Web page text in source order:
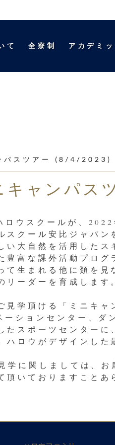
て 全寮制 アカデミッ
パスツアー (8/4/2023)
キャンパス
ウスクールが、
スクール安比ジャパ
い大自然を活用した
豊富な課外活動プロ
て生まれる他に類を
リーダーを育成します
見学頂ける「ミニキ
ションセンター、ダ
たスポーツセンター
ハロウがデザインした
学に関しましては、
頂いておりますことあ